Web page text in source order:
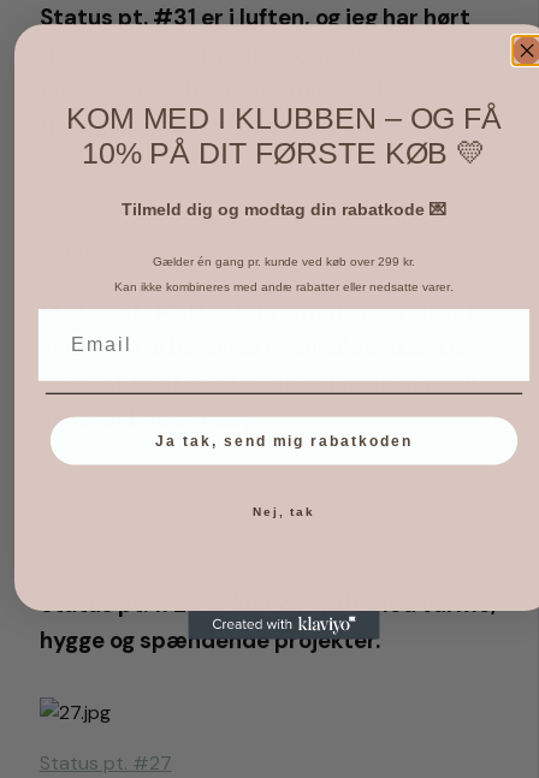
Status pt. #31 er i luften, og jeg har hørt
Heldigvis er der sket meget andet.
Status pt. #30 er fyldt med oplevelser fra
livet som arbejdsløs og tilkaldevikar. Den
er mest fyldt med gode oplevelser, fordi
livet faktisk er okay.
Status pt. #28 er klar og fyldt med varme,
hygge og spændende projekter.
Status pt. #27
KOM MED I KLUBBEN – OG FÅ
10% PÅ DIT FØRSTE KØB 💛
Tilmeld dig og modtag din rabatkode 💌
Gælder én gang pr. kunde ved køb over 299 kr.
Kan ikke kombineres med andre rabatter eller nedsatte varer.
Ja tak, send mig rabatkoden
Nej, tak